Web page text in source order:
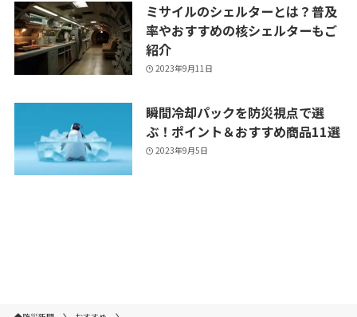
ミサイルのシェルターとは？普及
率やおすすめの核シェルターもご
紹介
2023年9月11日
瞬間冷却パックを防災視点で選
ぶ！ポイント＆おすすめ商品11選
2023年9月5日